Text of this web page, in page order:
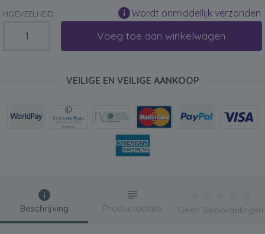
HOEVEELHEID: Wordt onmiddellijk verzonden
Voeg toe aan winkelwagen
VEILIGE EN VEILIGE AANKOOP
Beschrijving Productdetails Geen Beoordelingen